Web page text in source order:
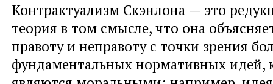
Контрактуализм Скэнлона — это
теория в том смысле, что она
правоту и неправоту с точки зрения
фундаментальных нормативных идей,